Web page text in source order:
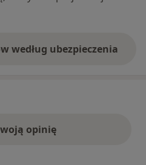
według ubezpieczenia
opinię